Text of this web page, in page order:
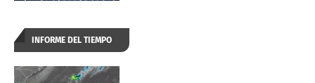
INFORME DEL TIEMPO